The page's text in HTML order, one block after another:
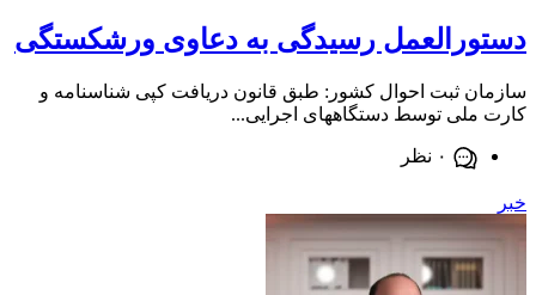
رسیدگی به دعاوی ورشکستگی
ثبت احوال کشور: طبق قانون دریافت کپی شناسنامه و
توسط دستگاههای اجرایی...
۰ نظر